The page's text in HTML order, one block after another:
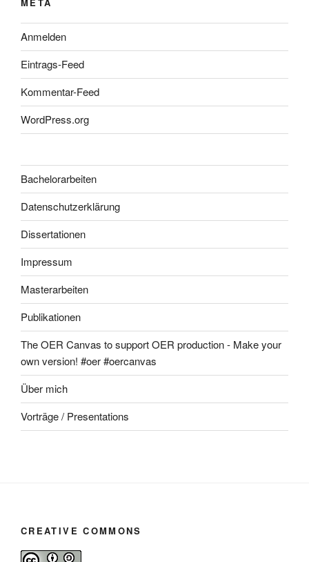
Anmelden
Eintrags-Feed
Kommentar-Feed
WordPress.org
Bachelorarbeiten
Datenschutzerklärung
Dissertationen
Impressum
Masterarbeiten
Publikationen
The OER Canvas to support OER production - Make your
own version! #oer #oercanvas
Über mich
Vorträge / Presentations
CREATIVE COMMONS